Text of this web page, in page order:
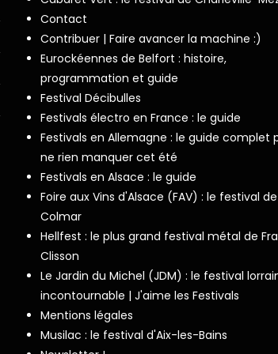
Contact
Contribuer | Faire avancer la machine :)
Eurockéennes de Belfort : histoire,
programmation et guide
Festival Décibulles
Festivals électro en France : le guide
Festivals en Allemagne : le guide complet
ne rien manquer cet été
Festivals en Alsace : le guide
Foire aux Vins d'Alsace (FAV) : le festival de
Colmar
Hellfest : le plus grand festival métal de
Clisson
Le Jardin du Michel (JDM) : le festival
incontournable | J'aime les Festivals
Mentions légales
Musilac : le festival d'Aix-les-Bains